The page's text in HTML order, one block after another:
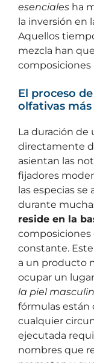
esenciales ha
la inversión en
Aquellos
mezcla han
composiciones
El proceso
olfativas
La duración de
directamente
asientan las
fijadores
las especias se
durante
reside en la
composiciones
constante.
a un producto
ocupar un
la piel
fórmulas están
cualquier
ejecutada
nombres que